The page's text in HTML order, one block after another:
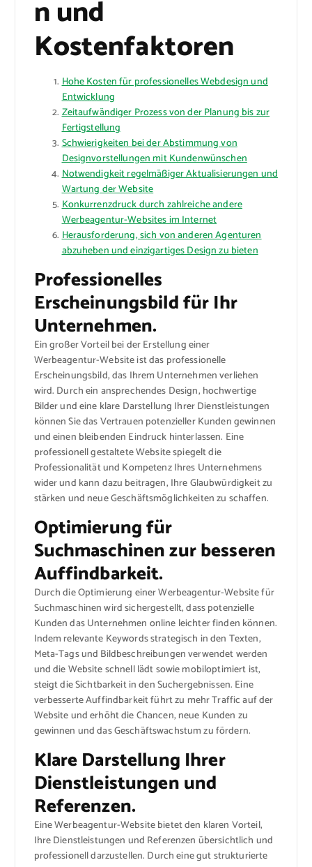
n und
Kostenfaktoren
Hohe Kosten für professionelles Webdesign und
Entwicklung
Zeitaufwändiger Prozess von der Planung bis zur
Fertigstellung
Schwierigkeiten bei der Abstimmung von
Designvorstellungen mit Kundenwünschen
Notwendigkeit regelmäßiger Aktualisierungen und
Wartung der Website
Konkurrenzdruck durch zahlreiche andere
Werbeagentur-Websites im Internet
Herausforderung, sich von anderen Agenturen
abzuheben und einzigartiges Design zu bieten
Professionelles
Erscheinungsbild für Ihr
Unternehmen.
Ein großer Vorteil bei der Erstellung einer
Werbeagentur-Website ist das professionelle
Erscheinungsbild, das Ihrem Unternehmen verliehen
wird. Durch ein ansprechendes Design, hochwertige
Bilder und eine klare Darstellung Ihrer Dienstleistungen
können Sie das Vertrauen potenzieller Kunden gewinnen
und einen bleibenden Eindruck hinterlassen. Eine
professionell gestaltete Website spiegelt die
Professionalität und Kompetenz Ihres Unternehmens
wider und kann dazu beitragen, Ihre Glaubwürdigkeit zu
stärken und neue Geschäftsmöglichkeiten zu schaffen.
Optimierung für
Suchmaschinen zur besseren
Auffindbarkeit.
Durch die Optimierung einer Werbeagentur-Website für
Suchmaschinen wird sichergestellt, dass potenzielle
Kunden das Unternehmen online leichter finden können.
Indem relevante Keywords strategisch in den Texten,
Meta-Tags und Bildbeschreibungen verwendet werden
und die Website schnell lädt sowie mobiloptimiert ist,
steigt die Sichtbarkeit in den Suchergebnissen. Eine
verbesserte Auffindbarkeit führt zu mehr Traffic auf der
Website und erhöht die Chancen, neue Kunden zu
gewinnen und das Geschäftswachstum zu fördern.
Klare Darstellung Ihrer
Dienstleistungen und
Referenzen.
Eine Werbeagentur-Website bietet den klaren Vorteil,
Ihre Dienstleistungen und Referenzen übersichtlich und
professionell darzustellen. Durch eine gut strukturierte